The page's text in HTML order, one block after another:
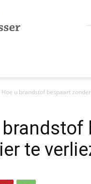
Hoe u brandstof bespaart
brandstof
te